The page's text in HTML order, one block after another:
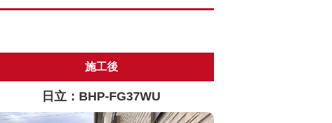
施工後
日立：BHP-FG37WU